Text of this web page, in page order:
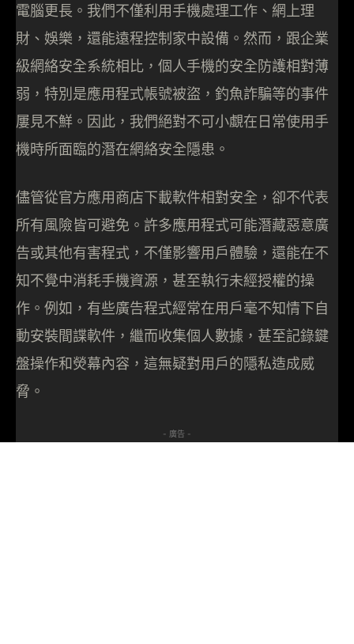
電腦更長。我們不僅利用手機處理工作、網上理
財、娛樂，還能遠程控制家中設備。然而，跟企業
級網絡安全系統相比，個人手機的安全防護相對薄
弱，特別是應用程式帳號被盜，釣魚詐騙等的事件
屢見不鮮。因此，我們絕對不可小覷在日常使用手
機時所面臨的潛在網絡安全隱患。
儘管從官方應用商店下載軟件相對安全，卻不代表
所有風險皆可避免。許多應用程式可能潛藏惡意廣
告或其他有害程式，不僅影響用戶體驗，還能在不
知不覺中消耗手機資源，甚至執行未經授權的操
作。例如，有些廣告程式經常在用戶毫不知情下自
動安裝間諜軟件，繼而收集個人數據，甚至記錄鍵
盤操作和熒幕內容，這無疑對用戶的隱私造成威
脅。
- 廣告 -